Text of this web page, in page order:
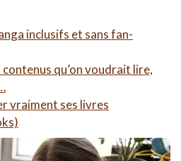
inclusifs et sans fan-
qu’on voudrait lire,
vraiment ses livres